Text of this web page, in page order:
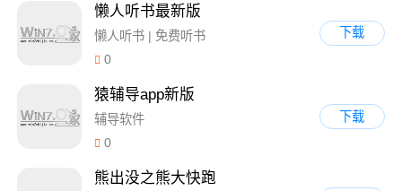
懒人听书最新版
懒人听书 | 免费听书
0
下载
猿辅导app新版
辅导软件
0
下载
熊出没之熊大快跑